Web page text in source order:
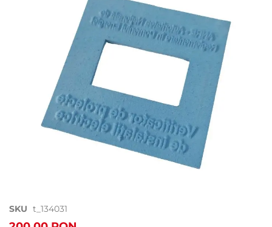
Treci
la
SKU t_134031